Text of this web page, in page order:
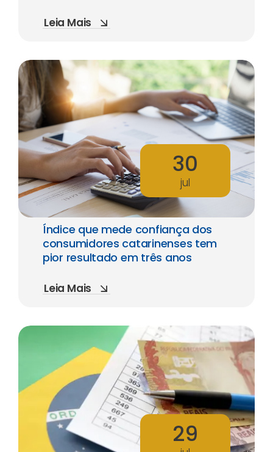
Leia Mais
30
jul
Índice que mede confiança dos
consumidores catarinenses tem
pior resultado em três anos
Leia Mais
29